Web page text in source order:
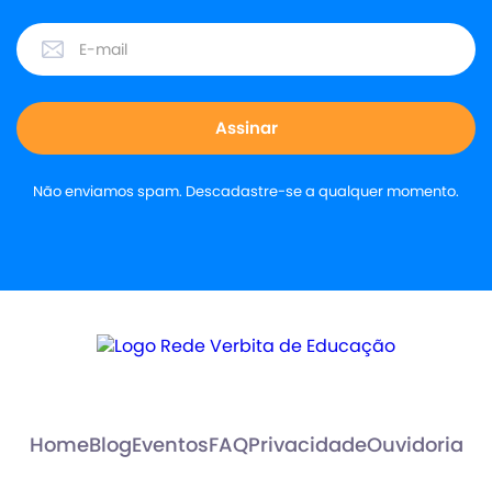
Não enviamos spam. Descadastre-se a qualquer momento.
HomeBlogEventosFAQPrivacidadeOuvidoria